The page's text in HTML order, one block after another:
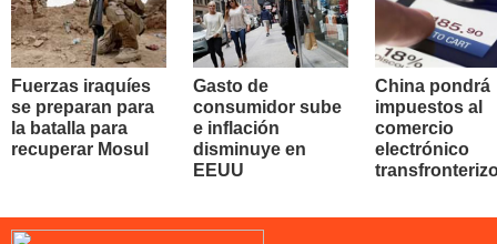
Fuerzas iraquíes
se preparan para
la batalla para
recuperar Mosul
Gasto de
consumidor sube
e inflación
disminuye en
EEUU
China pondrá
impuestos al
comercio
electrónico